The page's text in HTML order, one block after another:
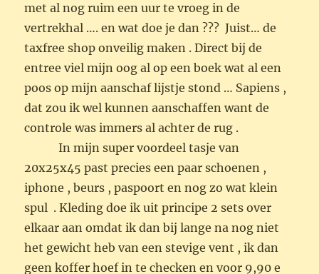
met al nog ruim een uur te vroeg in de
vertrekhal …. en wat doe je dan ??? Juist… de
taxfree shop onveilig maken . Direct bij de
entree viel mijn oog al op een boek wat al een
poos op mijn aanschaf lijstje stond … Sapiens ,
dat zou ik wel kunnen aanschaffen want de
controle was immers al achter de rug .
In mijn super voordeel tasje van
20x25x45 past precies een paar schoenen ,
iphone , beurs , paspoort en nog zo wat klein
spul . Kleding doe ik uit principe 2 sets over
elkaar aan omdat ik dan bij lange na nog niet
het gewicht heb van een stevige vent , ik dan
geen koffer hoef in te checken en voor 9,90 e